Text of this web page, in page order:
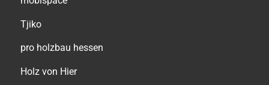
Tjiko
pro holzbau hessen
Holz von Hier